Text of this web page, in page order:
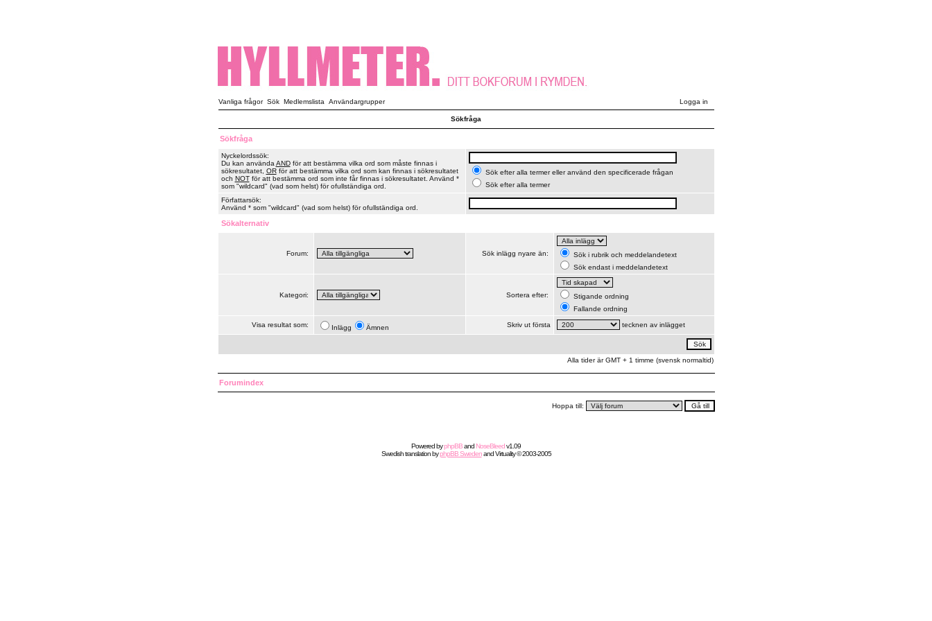
Vanliga frågor Sök Medlemslista Användargrupper Logga in
Sökfråga
Sökfråga
Nyckelordssök:
Du kan använda ANDför att bestämma vilka ord som måste finnas i
sökresultatet, ORför att bestämma vilka ord som kan finnas i sökresultatet
och NOTför att bestämma ord som inte får finnas i sökresultatet. Använd *
som "wildcard" (vad som helst) för ofullständiga ord.
Sök efter alla termer eller använd den specificerade frågan
Sök efter alla termer
Författarsök:
Använd * som "wildcard" (vad som helst) för ofullständiga ord.
Sökalternativ
Forum: Sök inlägg nyare än:
Sök i rubrik och meddelandetext
Sök endast i meddelandetext
Kategori: Sortera efter:
Stigande ordning
Fallande ordning
Visa resultat som: Inlägg Ämnen Skriv ut första tecknen av inlägget
Alla tider är GMT + 1 timme (svensk normaltid)
Forumindex
Hoppa till:
Powered byphpBBand NoseBleedv1.09
Swedishtranslation byphpBB SwedenandVirtuality© 2003-2005